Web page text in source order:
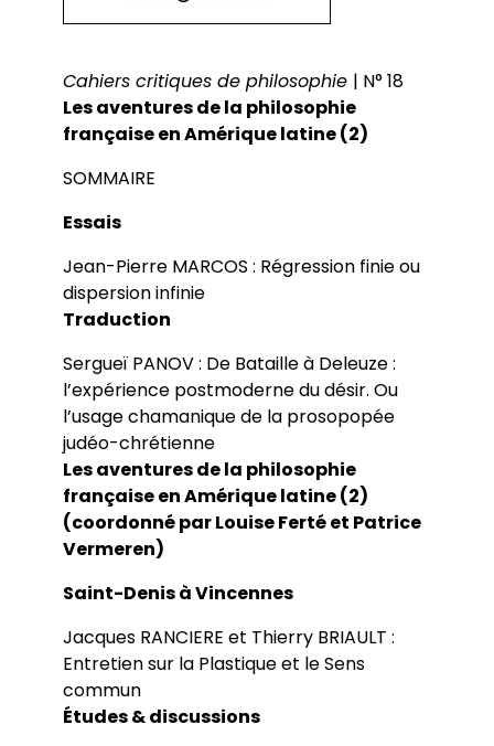
Cahiers critiques de philosophie | N° 18
Les aventures de la philosophie
française en Amérique latine (2)
SOMMAIRE
Essais
Jean-Pierre MARCOS : Régression finie ou
dispersion infinie
Traduction
Sergueï PANOV : De Bataille à Deleuze :
l’expérience postmoderne du désir. Ou
l’usage chamanique de la prosopopée
judéo-chrétienne
Les aventures de la philosophie
française en Amérique latine (2)
(coordonné par Louise Ferté et Patrice
Vermeren)
Saint-Denis à Vincennes
Jacques RANCIERE et Thierry BRIAULT :
Entretien sur la Plastique et le Sens
commun
Études & discussions